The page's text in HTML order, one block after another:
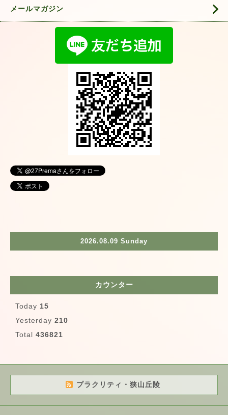
メールマガジン
2026.08.09 Sunday
カウンター
Today 15
Yesterday 210
Total 436821
プラクリティ・狭山丘陵